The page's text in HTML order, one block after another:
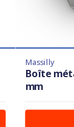
Massilly
Boîte
mm